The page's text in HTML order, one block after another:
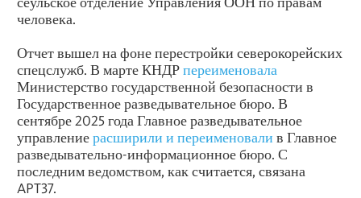
человека.
Отчет вышел на фоне перестройки северокорейских
спецслужб. В марте КНДРпереименовала
Министерство государственной безопасности в
Государственное разведывательное бюро. В
сентябре 2025 года Главное разведывательное
управлениерасширили и переименовали в Главное
разведывательно-информационное бюро. С
последним ведомством, как считается, связана
APT37.